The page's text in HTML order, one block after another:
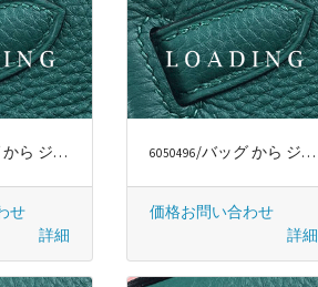
ュウ/JIMMY CHOO
せ
詳細
6050496/バッグ から ジミー・チュウ/JIMMY CHOO
価格お問い合わせ
詳細